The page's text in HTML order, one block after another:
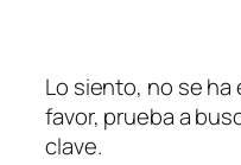
Lo siento, no se
favor, prueba a
clave.